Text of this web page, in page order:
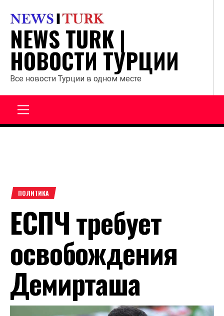
содержанию
NEWS TURK |
НОВОСТИ ТУРЦИИ
Все новости Турции в одном месте
ПОЛИТИКА
ЕСПЧ требует
освобождения
Демирташа